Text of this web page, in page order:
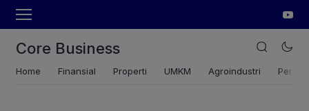
Core Business
Home Finansial Properti UMKM Agroindustri